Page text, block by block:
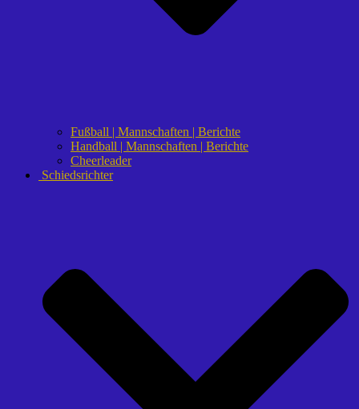
Fußball | Mannschaften | Berichte
Handball | Mannschaften | Berichte
Cheerleader
Schiedsrichter